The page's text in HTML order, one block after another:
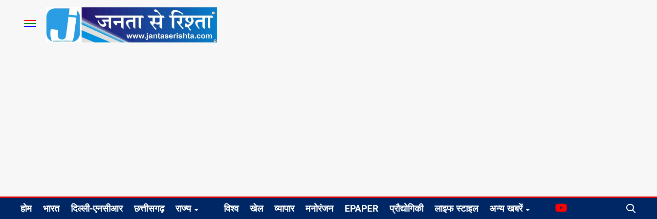
होम भारत दिल्ली-एनसीआर छत्तीसगढ़ राज्य विश्व खेल व्यापार मनोरंजन EPAPER प्रौद्योगिकी लाइफ स्टाइल अन्य खबरें